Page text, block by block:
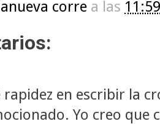
corre a las 11:59
rapidez en escribir la
Yo creo